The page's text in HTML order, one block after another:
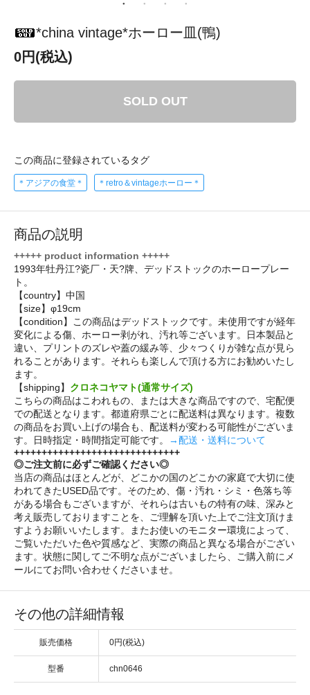
*china vintage*ホーロー皿(鴨)
0円(税込)
SOLD OUT
この商品に登録されているタグ
＊アジアの食堂＊ ＊retro＆vintageホーロー＊
商品の説明
+++++ product information +++++
1993年牡丹江?瓷厂・天?牌、デッドストックのホーロープレー
ト。
【country】中国
【size】φ19cm
【condition】この商品はデッドストックです。未使用ですが経年
変化による傷、ホーロー剥がれ、汚れ等ございます。日本製品と
違い、プリントのズレや蓋の緩み等、少々つくりが雑な点が見ら
れることがあります。それらも楽しんで頂ける方にお勧めいたし
ます。
【shipping】 クロネコヤマト(通常サイズ)
こちらの商品はこわれもの、または大きな商品ですので、宅配便
での配送となります。都道府県ごとに配送料は異なります。複数
の商品をお買い上げの場合も、配送料が変わる可能性がございま
す。日時指定・時間指定可能です。
→配送・送料について
++++++++++++++++++++++++++++++
◎ご注文前に必ずご確認ください◎
当店の商品はほとんどが、どこかの国のどこかの家庭で大切に使
われてきたUSED品です。そのため、傷・汚れ・シミ・色落ち等
がある場合もございますが、それらは古いもの特有の味、深みと
考え販売しておりますことを、ご理解を頂いた上でご注文頂けま
すようお願いいたします。またお使いのモニター環境によって、
ご覧いただいた色や質感など、実際の商品と異なる場合がござい
ます。状態に関してご不明な点がございましたら、ご購入前にメ
ールにてお問い合わせくださいませ。
その他の詳細情報
販売価格 0円(税込)
型番 chn0646